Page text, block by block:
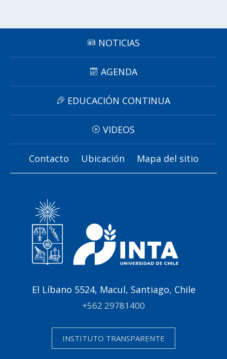
NOTICIAS
AGENDA
EDUCACIÓN CONTINUA
VIDEOS
Contacto Ubicación Mapa del sitio
El Líbano 5524, Macul, Santiago, Chile
+562 29781400
INSTITUTO TRANSPARENTE